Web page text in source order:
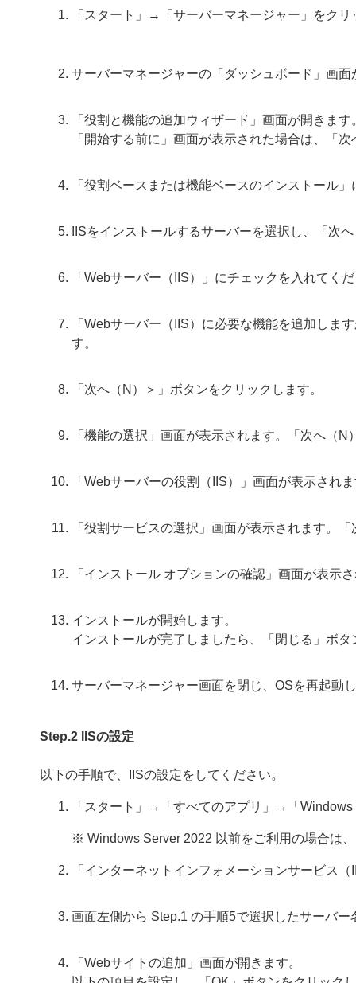
「スタート」→「サーバーマネージャー」をクリ
サーバーマネージャーの「ダッシュボード」画
「役割と機能の追加ウィザード」画面が開きます
「開始する前に」画面が表示された場合は、「
「役割ベースまたは機能ベースのインストール
IISをインストールするサーバーを選択し、「次
「Webサーバー（IIS）」にチェックを入れてく
「Webサーバー（IIS）に必要な機能を追加しま
す。
「次へ（N）＞」ボタンをクリックします。
「機能の選択」画面が表示されます。「次へ（
「Webサーバーの役割（IIS）」画面が表示され
「役割サービスの選択」画面が表示されます。
「インストール オプションの確認」画面が表示
インストールが開始します。
インストールが完了しましたら、「閉じる」ボ
サーバーマネージャー画面を閉じ、OSを再起動
Step.2 IISの設定
以下の手順で、IISの設定をしてください。
「スタート」→「すべてのアプリ」→「
※ Windows Server 2022 以前をご利用の場合は
「インターネットインフォメーションサービス
画面左側から Step.1 の手順5で選択したサーバ
「Webサイトの追加」画面が開きます。